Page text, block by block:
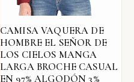
CAMISA VAQUERA DE
HOMBRE EL SEÑOR DE
LOS CIELOS MANGA
LARGA BROCHE CASUAL
EN 97% ALGODÓN 3%